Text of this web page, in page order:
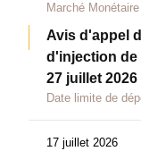
Marché Monétaire
Avis d'appel
d'injection de
27 juillet 2026
Date limite de
17 juillet 2026